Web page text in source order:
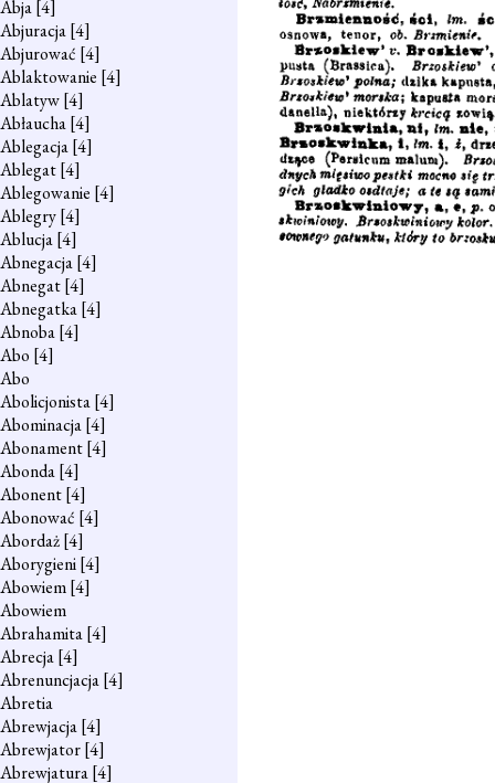
Abja[4]
Abjuracja[4]
Abjurować [4]
Ablaktowanie [4]
Ablatyw[4]
Abłaucha[4]
Ablegacja[4]
Ablegat[4]
Ablegowanie [4]
Ablegry[4]
Ablucja[4]
Abnegacja[4]
Abnegat[4]
Abnegatka[4]
Abnoba[4]
Abo [4]
Abo
Abolicjonista[4]
Abominacja[4]
Abonament[4]
Abonda[4]
Abonent[4]
Abonować [4]
Abordaż[4]
Aborygieni[4]
Abowiem[4]
Abowiem
Abrahamita[4]
Abrecja[4]
Abrenuncjacja[4]
Abretia
Abrewjacja[4]
Abrewjator[4]
Abrewjatura[4]